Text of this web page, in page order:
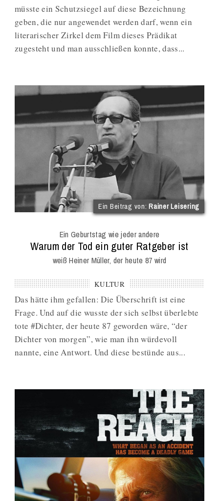
müsste ein Schutzsiegel auf diese Bezeichnung
geben, die nur angewendet werden darf, wenn ein
literarischer Zirkel dem Film dieses Prädikat
zugesteht und man ausschließen konnte, dass...
Ein Beitrag von:Rainer Leisering
Ein Geburtstag wie jeder andere
:
Warum der Tod ein guter Ratgeber ist
weiß Heiner Müller, der heute 87 wird
KULTUR
Das hätte ihm gefallen: Die Überschrift ist eine
Frage. Und auf die wusste der sich selbst überlebte
tote #Dichter, der heute 87 geworden wäre, “der
Dichter von morgen”, wie man ihn würdevoll
nannte, eine Antwort. Und diese bestünde aus...